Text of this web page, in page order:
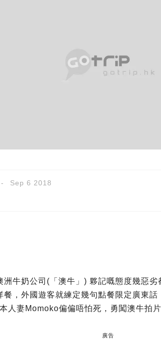
Sep 6 2018
洲牛奶公司(「澳牛」) 夥記嘅態度幾惡
餐，外國遊客就練定幾句點餐限定廣東
人妻Momoko偏偏唔怕死，勇闖澳牛拍
廣告